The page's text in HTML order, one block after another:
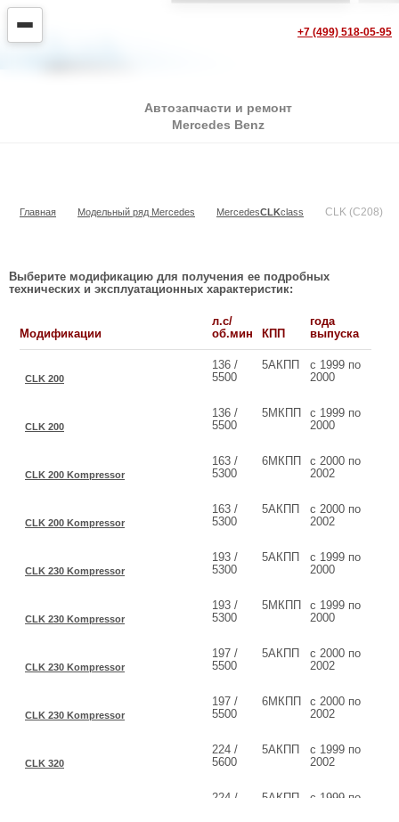
+7 (499) 518-05-95
Автозапчасти и ремонт
Mercedes Benz
Главная Модельный ряд Mercedes MercedesCLKclass CLK (C208)
Выберите модификацию для получения ее подробных
технических и эксплуатационных характеристик:
Модификации
л.с/
об.мин
КПП
года
выпуска
CLK 200
136 /
5500
5АКПП
с 1999 по
2000
CLK 200
136 /
5500
5МКПП
с 1999 по
2000
CLK 200 Kompressor
163 /
5300
6МКПП
с 2000 по
2002
CLK 200 Kompressor
163 /
5300
5АКПП
с 2000 по
2002
CLK 230 Kompressor
193 /
5300
5АКПП
с 1999 по
2000
CLK 230 Kompressor
193 /
5300
5МКПП
с 1999 по
2000
CLK 230 Kompressor
197 /
5500
5АКПП
с 2000 по
2002
CLK 230 Kompressor
197 /
5500
6МКПП
с 2000 по
2002
CLK 320
224 /
5600
5АКПП
с 1999 по
2002
224 /
5АКПП
с 1999 по